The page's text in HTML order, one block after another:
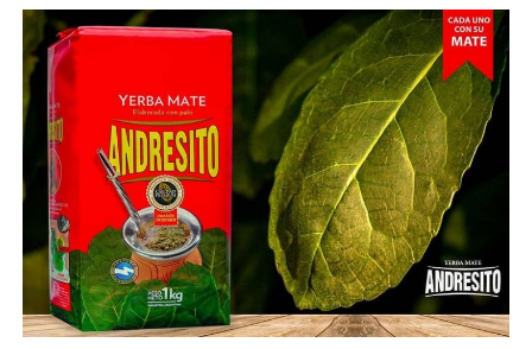
O ingresa
de nuestras redes sociales Te
esperamos en el portal de la #radio con la mejor
información y la mejor #música…
#Folklore #tango
#Rock #Nacional,
#RockInternacional,
#RockandRoll, #Noticias y la mejor #Música
Te
esperamos
Faceboock: H2O Radio
Onlinehttps://www.facebook.com/h2oradioonline